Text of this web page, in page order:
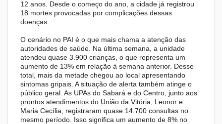
12 anos. Desde o começo do ano, a cidade já registrou
18 mortes provocadas por complicações dessas
doenças.
O cenário no PAI é o que mais chama a atenção das
autoridades de saúde. Na última semana, a unidade
atendeu quase 3.900 crianças, o que representa um
aumento de 13% em relação à semana anterior. Desse
total, mais da metade chegou ao local apresentando
sintomas gripais. A situação de alerta também atinge o
público geral. As UPAs do Sabará e do Centro, junto aos
prontos atendimentos do União da Vitória, Leonor e
Maria Cecília, registraram quase 14.700 consultas no
mesmo período. Isso significa um aumento de 8% no